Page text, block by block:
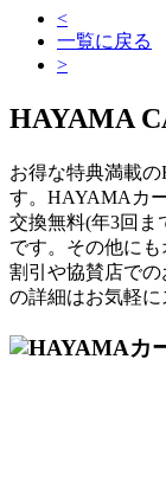
<
一覧に戻る
>
HAYAMA
お得な特典満載
す。HAYAMAカ
交換無料(年3回ま
です。その他に
割引や協賛店で
の詳細はお気軽に
カ